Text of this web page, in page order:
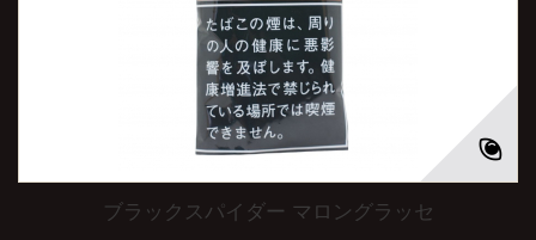
ブラックスパイダー マロングラッセ